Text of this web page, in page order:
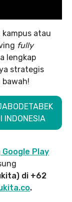
atau
fully
lengkap
strategis
bawah!
INDONESIA
Google Play
di +62
.